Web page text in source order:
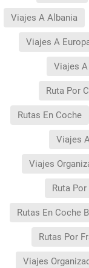
Viajes A Albania
Viajes A
Viajes
Ruta Por
Rutas En Coche
Viajes
Viajes
Ruta
Rutas En Coche
Rutas Por
Viajes